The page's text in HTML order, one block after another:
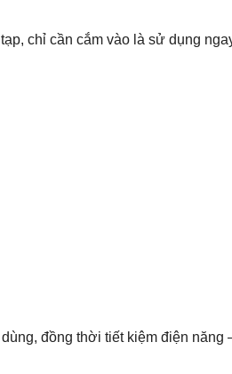
chỉ cần cắm vào là sử dụng
đồng thời tiết kiệm điện năng